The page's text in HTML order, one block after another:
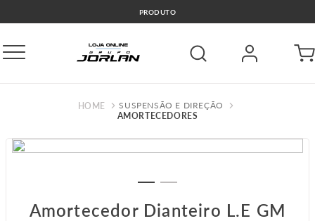
PRODUTO
SUSPENSÃO E DIREÇÃO
AMORTECEDORES
Amortecedor Dianteiro L.E GM